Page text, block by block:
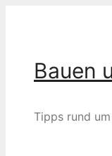
Bauen
Tipps rund